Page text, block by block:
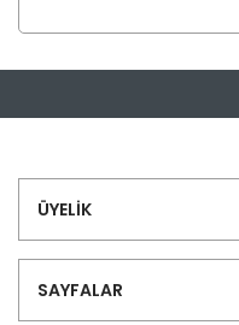
ÜYELİK
SAYFALAR